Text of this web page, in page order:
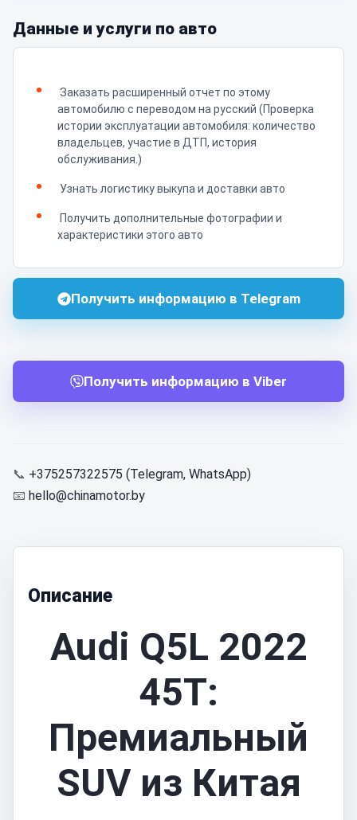
Данные и услуги по авто
Заказать расширенный отчет по этому
автомобилю с переводом на русский (Проверка
истории эксплуатации автомобиля: количество
владельцев, участие в ДТП, история
обслуживания.)
Узнать логистику выкупа и доставки авто
Получить дополнительные фотографии и
характеристики этого авто
Получить информацию в Telegram
Получить информацию в Viber
📞 +375257322575 (Telegram, WhatsApp)
📧 hello@chinamotor.by
Описание
Audi Q5L 2022
45T:
Премиальный
SUV из Китая